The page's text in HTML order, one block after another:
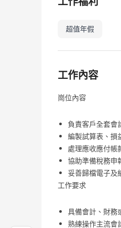
超值年假
工作內容
崗位內容
負責客戶全套會
編製試算表、損
處理應收應付帳
協助準備稅務申
妥善歸檔電子及
工作要求
具備會計、財務
熟練操作主流會